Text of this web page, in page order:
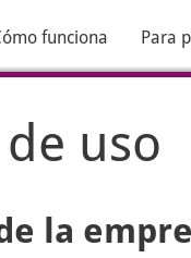
funciona Para
uso
la